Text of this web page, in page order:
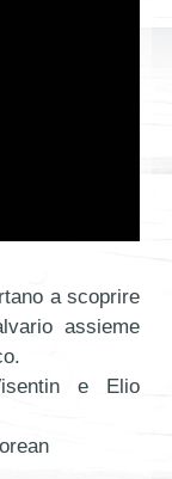
a scoprire
assieme
e Elio